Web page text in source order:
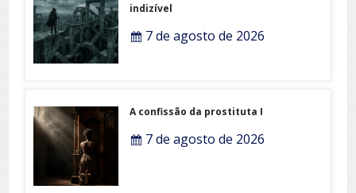
indizível
7 de agosto de 2026
A confissão da prostituta I
7 de agosto de 2026